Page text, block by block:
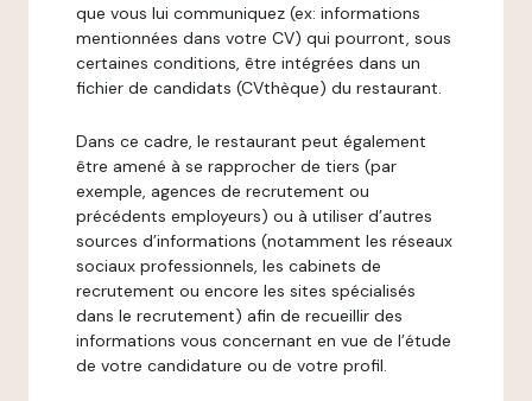
que vous lui communiquez (ex: informations
mentionnées dans votre CV) qui pourront, sous
certaines conditions, être intégrées dans un
fichier de candidats (CVthèque) du restaurant.
Dans ce cadre, le restaurant peut également
être amené à se rapprocher de tiers (par
exemple, agences de recrutement ou
précédents employeurs) ou à utiliser d’autres
sources d’informations (notamment les réseaux
sociaux professionnels, les cabinets de
recrutement ou encore les sites spécialisés
dans le recrutement) afin de recueillir des
informations vous concernant en vue de l’étude
de votre candidature ou de votre profil.